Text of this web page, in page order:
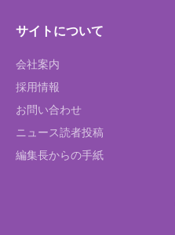
サイトについて
会社案内
採用情報
お問い合わせ
ニュース読者投稿
編集長からの手紙